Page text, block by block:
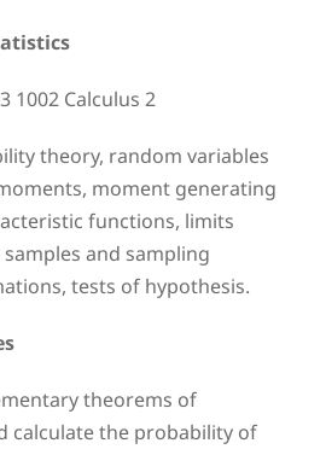
1002 Calculus 2
theory, random variables
moment generating
functions, limits
and sampling
tests of hypothesis.
theorems of
calculate the probability of